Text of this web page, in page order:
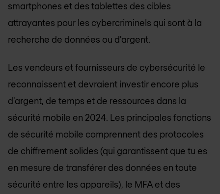
smartphones et des tablettes des cibles
attrayantes pour les cybercriminels qui sont à la
recherche de données ou d'argent.
Les vendeurs et fournisseurs de cybersécurité le
reconnaissent et devraient investir encore plus
d'argent, de temps et de ressources dans la
sécurité mobile en 2024. Les principales fonctions
de sécurité mobile comprennent des protocoles
de chiffrement solides (qui garantissent que tu es
en mesure de transférer des données en toute
sécurité entre les appareils), le MFA et des